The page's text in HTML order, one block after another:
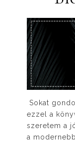
Sokat
ezzel a
szeretem a
a